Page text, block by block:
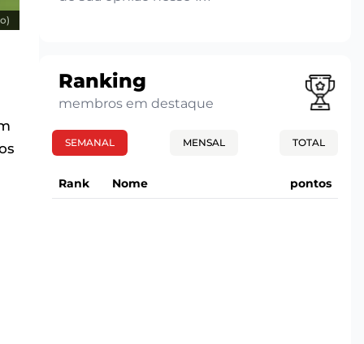
Ranking
membros em destaque
SEMANAL MENSAL TOTAL
Rank Nome pontos